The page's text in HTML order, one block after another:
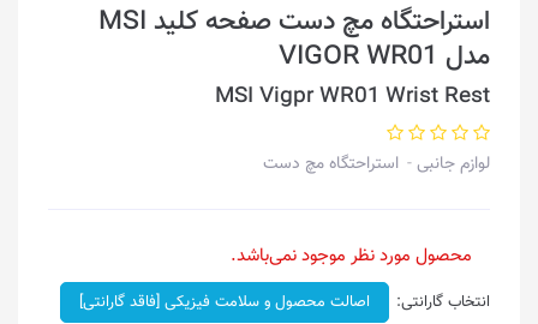
استراحتگاه مچ دست صفحه کلید MSI
مدل VIGOR WR01
MSI Vigpr WR01 Wrist Rest
لوازم جانبی استراحتگاه مچ دست
محصول مورد نظر موجود نمی‌باشد.
انتخاب گارانتی: اصالت محصول و سلامت فیزیکی [فاقد گارانتی]